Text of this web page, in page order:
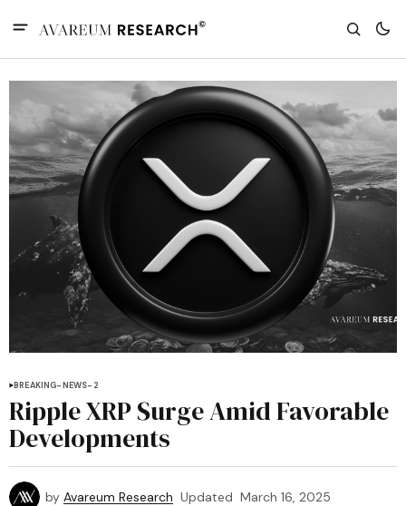
BREAKING-NEWS-2
Ripple XRP Surge Amid Favorable
Developments
by Avareum Research Updated March 16, 2025